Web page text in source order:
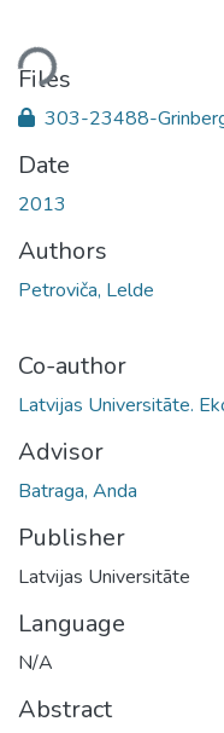
Files
303-23488-
Date
2013
Authors
Petroviča, Lelde
Co-author
Latvijas Universitāte.
Advisor
Batraga, Anda
Publisher
Latvijas Universitāte
Language
N/A
Abstract